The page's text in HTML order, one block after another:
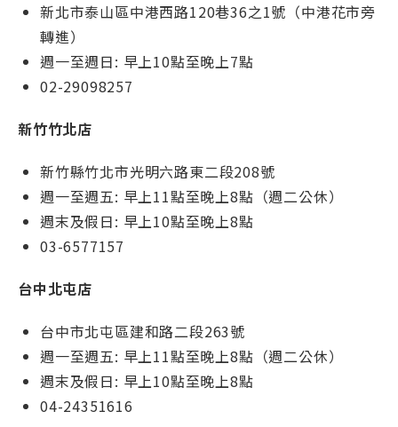
新北市泰山區中港西路120巷36之1號（中港花市旁
轉進）
週一至週日: 早上10點至晚上7點
02-29098257
新竹竹北店
新竹縣竹北市光明六路東二段208號
週一至週五: 早上11點至晚上8點（週二公休）
週末及假日: 早上10點至晚上8點
03-6577157
台中北屯店
台中市北屯區建和路二段263號
週一至週五: 早上11點至晚上8點（週二公休）
週末及假日: 早上10點至晚上8點
04-24351616